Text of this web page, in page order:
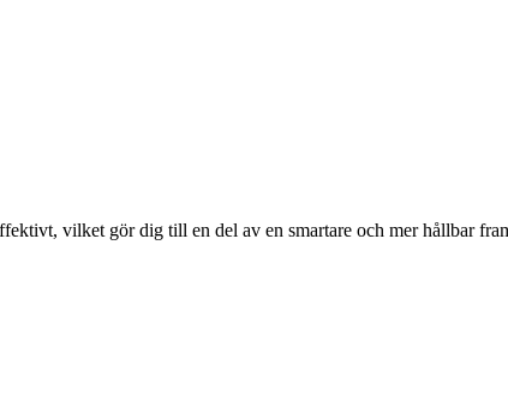
vilket gör dig till en del av en smartare och mer hållbar